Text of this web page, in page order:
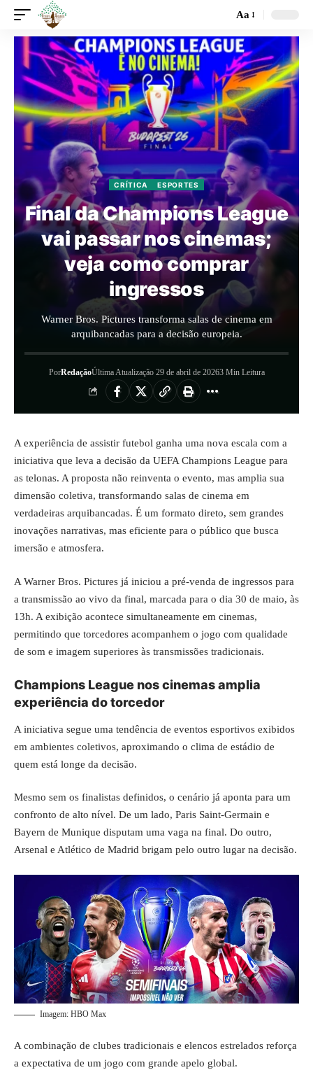
Aa
CRÍTICA ESPORTES
Final da Champions League
vai passar nos cinemas;
veja como comprar
ingressos
Warner Bros. Pictures transforma salas de cinema em
arquibancadas para a decisão europeia.
PorRedaçãoÚltima Atualização 29 de abril de 20263 Min Leitura
A experiência de assistir futebol ganha uma nova escala com a
iniciativa que leva a decisão da UEFA Champions League para
as telonas. A proposta não reinventa o evento, mas amplia sua
dimensão coletiva, transformando salas de cinema em
verdadeiras arquibancadas. É um formato direto, sem grandes
inovações narrativas, mas eficiente para o público que busca
imersão e atmosfera.
A Warner Bros. Pictures já iniciou a pré-venda de ingressos para
a transmissão ao vivo da final, marcada para o dia 30 de maio, às
13h. A exibição acontece simultaneamente em cinemas,
permitindo que torcedores acompanhem o jogo com qualidade
de som e imagem superiores às transmissões tradicionais.
Champions League nos cinemas amplia
experiência do torcedor
A iniciativa segue uma tendência de eventos esportivos exibidos
em ambientes coletivos, aproximando o clima de estádio de
quem está longe da decisão.
Mesmo sem os finalistas definidos, o cenário já aponta para um
confronto de alto nível. De um lado, Paris Saint-Germain e
Bayern de Munique disputam uma vaga na final. Do outro,
Arsenal e Atlético de Madrid brigam pelo outro lugar na decisão.
Imagem: HBO Max
A combinação de clubes tradicionais e elencos estrelados reforça
a expectativa de um jogo com grande apelo global.